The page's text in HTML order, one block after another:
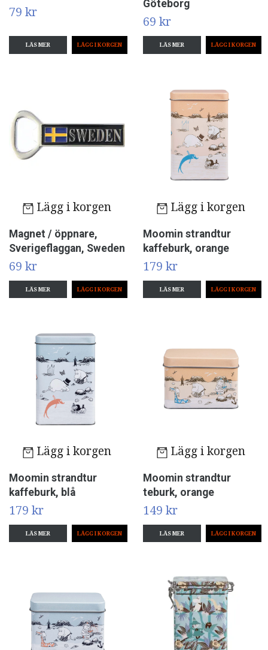
79 kr
LÄS MER
Göteborg
69 kr
LÄS MER
Lägg i korgen
Magnet / öppnare,
Sverigeflaggan, Sweden
69 kr
LÄS MER
Lägg i korgen
Moomin strandtur
kaffeburk, orange
179 kr
LÄS MER
Lägg i korgen
Moomin strandtur
kaffeburk, blå
179 kr
LÄS MER
Lägg i korgen
Moomin strandtur
teburk, orange
149 kr
LÄS MER